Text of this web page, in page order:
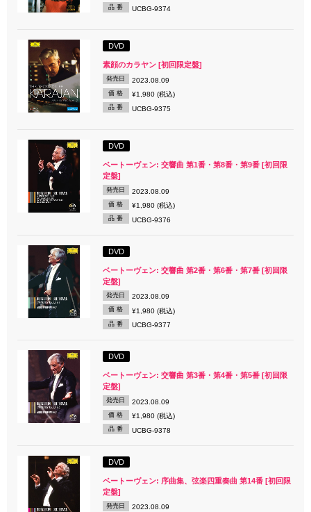
品 番 UCBG-9374
DVD
素顔のカラヤン [初回限定盤]
発売日 2023.08.09
価 格 ¥1,980 (税込)
品 番 UCBG-9375
DVD
ベートーヴェン: 交響曲 第1番・第8番・第9番 [初回限
定盤]
発売日 2023.08.09
価 格 ¥1,980 (税込)
品 番 UCBG-9376
DVD
ベートーヴェン: 交響曲 第2番・第6番・第7番 [初回限
定盤]
発売日 2023.08.09
価 格 ¥1,980 (税込)
品 番 UCBG-9377
DVD
ベートーヴェン: 交響曲 第3番・第4番・第5番 [初回限
定盤]
発売日 2023.08.09
価 格 ¥1,980 (税込)
品 番 UCBG-9378
DVD
ベートーヴェン: 序曲集、弦楽四重奏曲 第14番 [初回限
定盤]
発売日 2023.08.09